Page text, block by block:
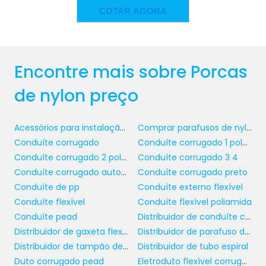
isolantes. Isso é um fator crucial que
impulsiona muitos engenheiros a optarem
também são amplamente utilizadas. As
montadoras precisam garantir a segurança e
eficiência de cada veículo, e as
nylon
ajudam a alcançar esse objetivo. Elas
não apenas garantem um bom desempenho
em altas temperaturas, como também
economizam peso, resultando em veículos
mais eficientes em termos de combustível.
FORMAS DE COMPRAS E
ORÇAMENTO DAS PORCAS
DE NYLON
COTAR AGORA
Encontre mais sobre Porcas
de nylon preço
Acessórios para instalação elétrica
Comprar parafusos de nylon
Conduíte corrugado
Conduíte corrugado 1 polegada
Conduíte corrugado 2 polegadas
Conduíte corrugado 3 4
Conduíte corrugado automotivo
Conduíte corrugado preto
Conduíte de pp
Conduíte externo flexível
Conduíte flexível
Conduíte flexível poliamida
Conduíte pead
Distribuidor de conduíte corrugado
Distribuidor de gaxeta flexível
Distribuidor de parafuso de policarbonato
Distribuidor de tampão de encaixe
Distribuidor de tubo espiral
Duto corrugado pead
Eletroduto flexível corrugado